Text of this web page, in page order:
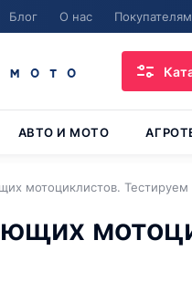
Блог О нас Покупателям
АВТО И МОТО
мотоциклистов. Тестируем